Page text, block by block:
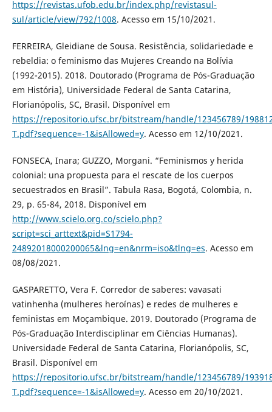
https://revistas.ufob.edu.br/index.php/revistasul-
sul/article/view/792/1008. Acesso em 15/10/2021.
FERREIRA, Gleidiane de Sousa. Resistência, solidariedade e
rebeldia: o feminismo das Mujeres Creando na Bolívia
(1992-2015). 2018. Doutorado (Programa de Pós-Graduação
em História), Universidade Federal de Santa Catarina,
Florianópolis, SC, Brasil. Disponível em
https://repositorio.ufsc.br/bitstream/handle/123456789/
T.pdf?sequence=-1&isAllowed=y. Acesso em 12/10/2021.
FONSECA, Inara; GUZZO, Morgani. “Feminismos y herida
colonial: una propuesta para el rescate de los cuerpos
secuestrados en Brasil”. Tabula Rasa, Bogotá, Colombia, n.
29, p. 65-84, 2018. Disponível em
http://www.scielo.org.co/scielo.php?
script=sci_arttext&pid=S1794-
24892018000200065&lng=en&nrm=iso&tlng=es. Acesso em
08/08/2021.
GASPARETTO, Vera F. Corredor de saberes: vavasati
vatinhenha (mulheres heroínas) e redes de mulheres e
feministas em Moçambique. 2019. Doutorado (Programa de
Pós-Graduação Interdisciplinar em Ciências Humanas).
Universidade Federal de Santa Catarina, Florianópolis, SC,
Brasil. Disponível em
https://repositorio.ufsc.br/bitstream/handle/123456789/
T.pdf?sequence=-1&isAllowed=y. Acesso em 20/10/2021.